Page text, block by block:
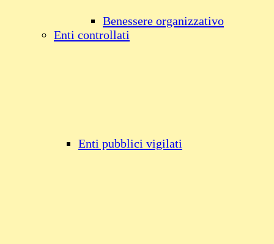
Benessere organizzativo
Enti controllati
Enti pubblici vigilati